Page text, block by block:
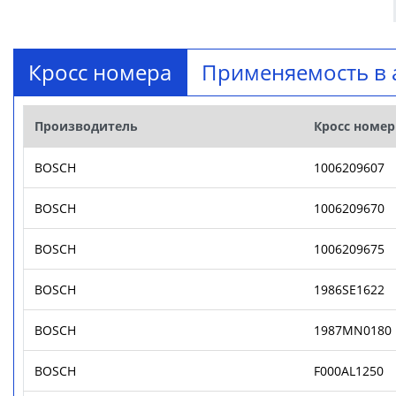
Кросс номера Применяемость в
Производитель Кросс номер
BOSCH 1006209607
BOSCH 1006209670
BOSCH 1006209675
BOSCH 1986SE1622
BOSCH 1987MN0180
BOSCH F000AL1250